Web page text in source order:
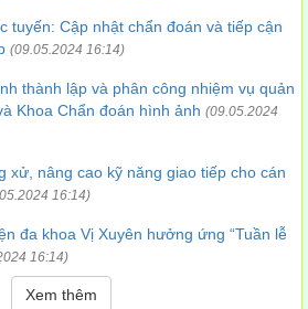
tuyến: Cập nhật chẩn đoán và tiếp cận
(09.05.2024 16:14)
thành lập và phân công nhiệm vụ quản
Khoa Chẩn đoán hình ảnh (09.05.2024
xử, nâng cao kỹ năng giao tiếp cho cán
16:14)
đa khoa Vị Xuyên hưởng ứng “Tuần lễ
16:14)
Xem thêm